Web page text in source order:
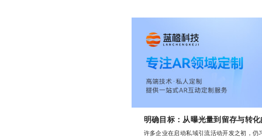
明确目标：从曝光量到留存与转
许多企业在启动私域引流活动开发之初，仍